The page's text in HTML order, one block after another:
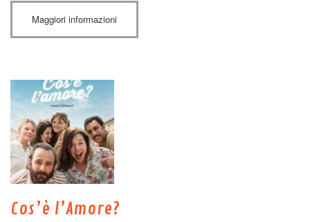
Maggiori informazioni
Cos’è l’Amore?